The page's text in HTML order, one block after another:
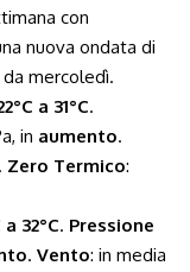
con
nuova ondata di
mercoledì.
a 31°C.
in aumento.
. Zero Termico:
a 32°C. Pressione
. Vento: in media